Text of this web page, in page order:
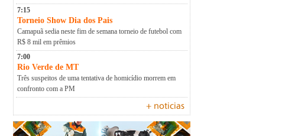
7:15
Torneio Show Dia dos Pais
Camapuã sedia neste fim de semana torneio de futebol com
R$ 8 mil em prêmios
7:00
Rio Verde de MT
Três suspeitos de uma tentativa de homicídio morrem em
confronto com a PM
+ noticias